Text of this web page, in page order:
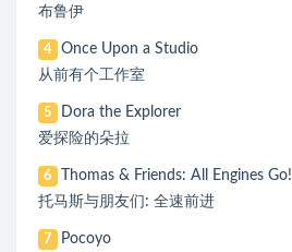
布鲁伊
4
Once Upon a Studio
从前有个工作室
5
Dora the Explorer
爱探险的朵拉
6
Thomas & Friends: All Engines Go!
托马斯与朋友们: 全速前进
7
Pocoyo